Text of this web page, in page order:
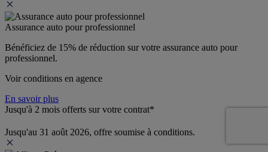
Assurance auto pour professionnel
Bénéficiez de 15% de réduction sur votre assurance auto pour
professionnel.
Voir conditions en agence
En savoir plus
Jusqu'à 2 mois offerts sur votre contrat*
Jusqu'au 31 août 2026, offre soumise à conditions.